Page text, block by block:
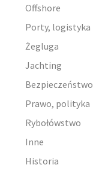
Offshore
Porty, logistyka
Żegluga
Jachting
Bezpieczeństwo
Prawo, polityka
Rybołówstwo
Inne
Historia